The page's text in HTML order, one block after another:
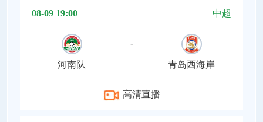
08-09 19:00 中超
河南队
-
青岛西海岸
高清直播